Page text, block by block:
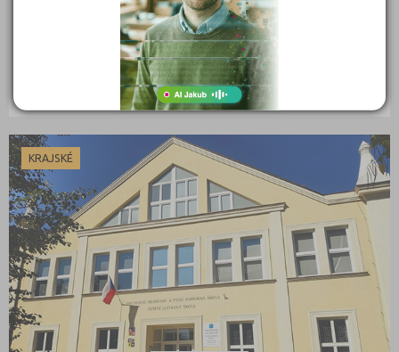
MESIT střední škola, o.p.s.
Družstevní 818, Mařatice, 68605 Uherské Hradiště
Ředitel: Ing. Bc. Marcela Mrázková
KRAJSKÉ